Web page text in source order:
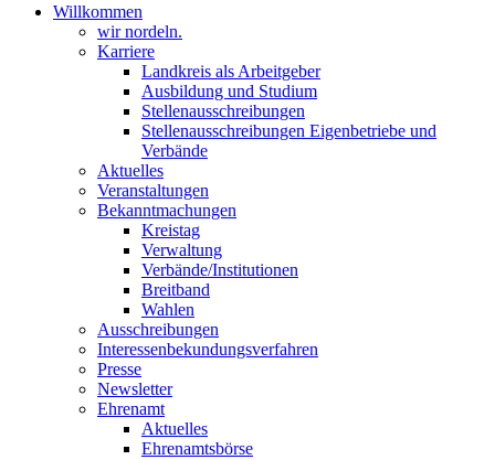
Willkommen
wir nordeln.
Karriere
Landkreis als Arbeitgeber
Ausbildung und Studium
Stellenausschreibungen
Stellenausschreibungen Eigenbetriebe und
Verbände
Aktuelles
Veranstaltungen
Bekanntmachungen
Kreistag
Verwaltung
Verbände/Institutionen
Breitband
Wahlen
Ausschreibungen
Interessen­bekundungsverfahren
Presse
Newsletter
Ehrenamt
Aktuelles
Ehrenamtsbörse